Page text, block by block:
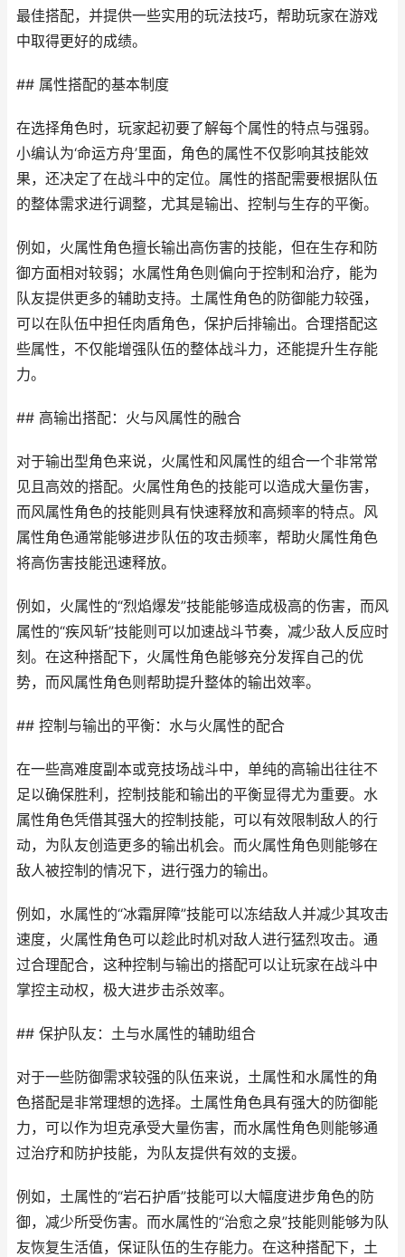
最佳搭配，并提供一些实用的玩法技巧，帮助玩家在游戏
中取得更好的成绩。
## 属性搭配的基本制度
在选择角色时，玩家起初要了解每个属性的特点与强弱。
小编认为‘命运方舟’里面，角色的属性不仅影响其技能效
果，还决定了在战斗中的定位。属性的搭配需要根据队伍
的整体需求进行调整，尤其是输出、控制与生存的平衡。
例如，火属性角色擅长输出高伤害的技能，但在生存和防
御方面相对较弱；水属性角色则偏向于控制和治疗，能为
队友提供更多的辅助支持。土属性角色的防御能力较强，
可以在队伍中担任肉盾角色，保护后排输出。合理搭配这
些属性，不仅能增强队伍的整体战斗力，还能提升生存能
力。
## 高输出搭配：火与风属性的融合
对于输出型角色来说，火属性和风属性的组合一个非常常
见且高效的搭配。火属性角色的技能可以造成大量伤害，
而风属性角色的技能则具有快速释放和高频率的特点。风
属性角色通常能够进步队伍的攻击频率，帮助火属性角色
将高伤害技能迅速释放。
例如，火属性的“烈焰爆发”技能能够造成极高的伤害，而风
属性的“疾风斩”技能则可以加速战斗节奏，减少敌人反应时
刻。在这种搭配下，火属性角色能够充分发挥自己的优
势，而风属性角色则帮助提升整体的输出效率。
## 控制与输出的平衡：水与火属性的配合
在一些高难度副本或竞技场战斗中，单纯的高输出往往不
足以确保胜利，控制技能和输出的平衡显得尤为重要。水
属性角色凭借其强大的控制技能，可以有效限制敌人的行
动，为队友创造更多的输出机会。而火属性角色则能够在
敌人被控制的情况下，进行强力的输出。
例如，水属性的“冰霜屏障”技能可以冻结敌人并减少其攻击
速度，火属性角色可以趁此时机对敌人进行猛烈攻击。通
过合理配合，这种控制与输出的搭配可以让玩家在战斗中
掌控主动权，极大进步击杀效率。
## 保护队友：土与水属性的辅助组合
对于一些防御需求较强的队伍来说，土属性和水属性的角
色搭配是非常理想的选择。土属性角色具有强大的防御能
力，可以作为坦克承受大量伤害，而水属性角色则能够通
过治疗和防护技能，为队友提供有效的支援。
例如，土属性的“岩石护盾”技能可以大幅度进步角色的防
御，减少所受伤害。而水属性的“治愈之泉”技能则能够为队
友恢复生活值，保证队伍的生存能力。在这种搭配下，土